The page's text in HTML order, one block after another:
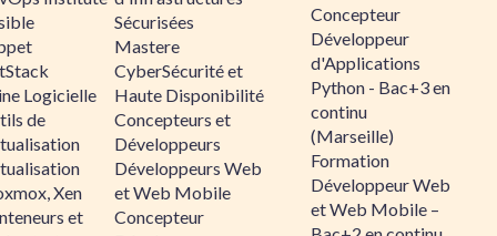
Logicielle
de
Xen
et
Sécurisées
Mastere
CyberSécurité et
Haute Disponibilité
Concepteurs et
Développeurs
Développeurs Web
et Web Mobile
Concepteur
Concepteur
Développeur
d'Applications
Python - Bac+3 en
continu
(Marseille)
Formation
Développeur Web
et Web Mobile –